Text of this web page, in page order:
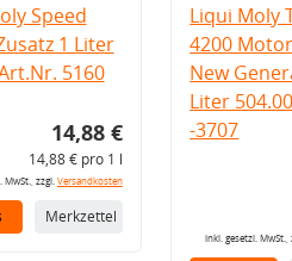
Speed
1 Liter
5160
14,88 €
14,88 € pro 1 l
MwSt., zzgl. Versandkosten
Merkzettel
Liqui Moly
4200
New
Liter
-3707
inkl. gesetzl. MwSt.,